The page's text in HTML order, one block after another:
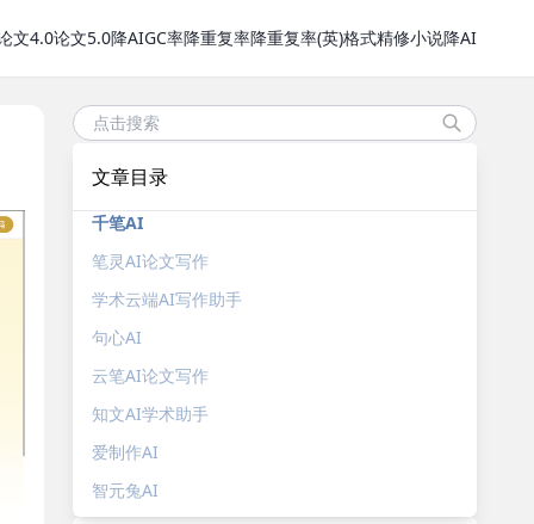
文4.0论文5.0降AIGC率降重复率降重复率(英)格式精修小说降AI
文章目录
千笔AI
笔灵AI论文写作
学术云端AI写作助手
句心AI
云笔AI论文写作
知文AI学术助手
爱制作AI
智元兔AI